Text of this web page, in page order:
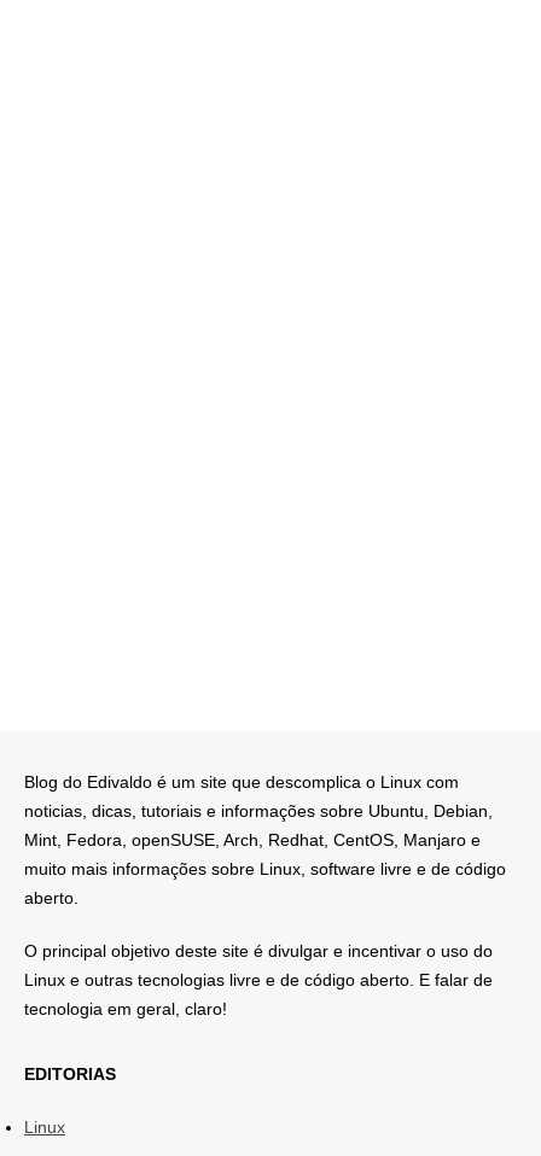
Blog do Edivaldo é um site que descomplica o Linux com
noticias, dicas, tutoriais e informações sobre Ubuntu, Debian,
Mint, Fedora, openSUSE, Arch, Redhat, CentOS, Manjaro e
muito mais informações sobre Linux, software livre e de código
aberto.
O principal objetivo deste site é divulgar e incentivar o uso do
Linux e outras tecnologias livre e de código aberto. E falar de
tecnologia em geral, claro!
EDITORIAS
Linux